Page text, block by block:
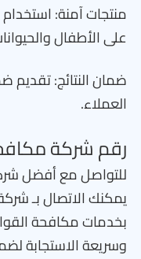
منتجات آمنة:
على الأطفال
ضمان النتائج: تقديم
العملاء.
رقم شركة
للتواصل مع أفضل
يمكنك الاتصال بـ
بخدمات مكافحة
وسريعة الاستجابة